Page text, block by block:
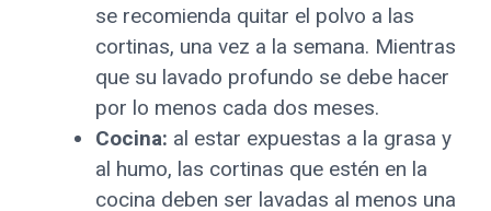
se recomienda quitar el polvo a las
cortinas, una vez a la semana. Mientras
que su lavado profundo se debe hacer
por lo menos cada dos meses.
Cocina: al estar expuestas a la grasa y
al humo, las cortinas que estén en la
cocina deben ser lavadas al menos una